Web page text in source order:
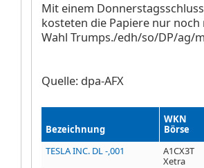
Mit einem
kosteten die Papiere nur
Wahl Trumps./edh/so/DP/ag/
Quelle: dpa-AFX
Bezeichnung
WKN
Börse
TESLA INC. DL -,001
A1CX3T
Xetra